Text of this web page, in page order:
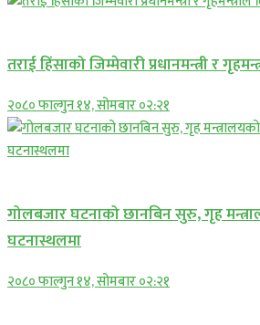
तराई हिंसाको जिम्मेवारी प्रधानमन्त्री र
२०८० फाल्गुन १४, सोमबार ०२:२१
गोलबजार घटनाको छानबिन सुरु, गृह
घटनास्थलमा
२०८० फाल्गुन १४, सोमबार ०२:२१